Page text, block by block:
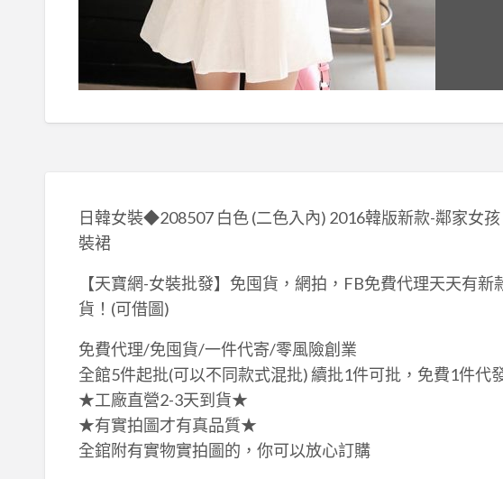
日韓女裝◆208507 白色 (二色入內) 2016韓版新款-鄰家女
裝裙
【天寶網-女裝批發】免囤貨，網拍，FB免費代理天天有
貨！(可借圖)
免費代理/免囤貨/一件代寄/零風險創業
全館5件起批(可以不同款式混批) 續批1件可批，免費1件代
★工廠直營2-3天到貨★
★有實拍圖才有真品質★
全錧附有實物實拍圖的，你可以放心訂購